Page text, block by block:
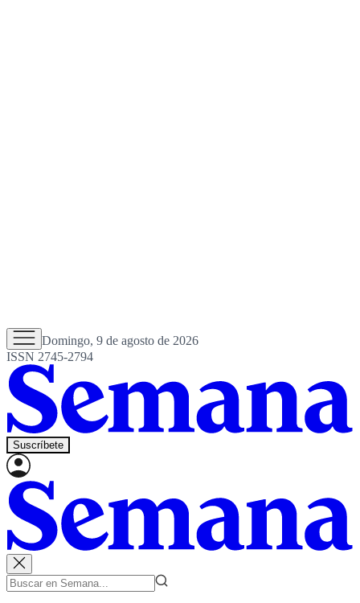
Domingo, 9 de agosto de 2026
ISSN 2745-2794
Suscríbete